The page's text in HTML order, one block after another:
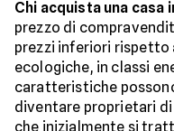
Chi acquista una casa
prezzo di
prezzi inferiori rispetto
ecologiche, in classi
caratteristiche
diventare proprietari di
che inizialmente si